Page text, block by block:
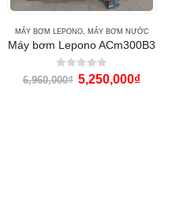
MÁY BƠM LEPONO, MÁY BƠM NƯỚC
Máy bơm Lepono ACm300B3
0out of 5
6,960,000₫ 5,250,000₫